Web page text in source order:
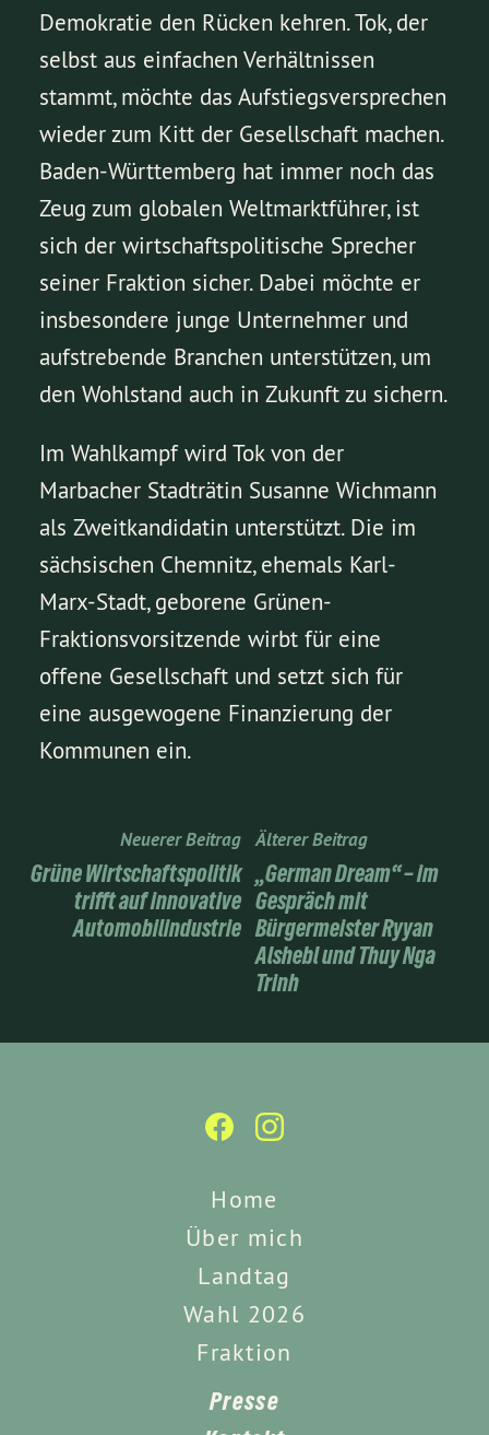
Demokratie den Rücken kehren. Tok, der
selbst aus einfachen Verhältnissen
stammt, möchte das Aufstiegsversprechen
wieder zum Kitt der Gesellschaft machen.
Baden-Württemberg hat immer noch das
Zeug zum globalen Weltmarktführer, ist
sich der wirtschaftspolitische Sprecher
seiner Fraktion sicher. Dabei möchte er
insbesondere junge Unternehmer und
aufstrebende Branchen unterstützen, um
den Wohlstand auch in Zukunft zu sichern.
Im Wahlkampf wird Tok von der
Marbacher Stadträtin Susanne Wichmann
als Zweitkandidatin unterstützt. Die im
sächsischen Chemnitz, ehemals Karl-
Marx-Stadt, geborene Grünen-
Fraktionsvorsitzende wirbt für eine
offene Gesellschaft und setzt sich für
eine ausgewogene Finanzierung der
Kommunen ein.
Neuerer Beitrag
Grüne Wirtschaftspolitik
trifft auf innovative
Automobilindustrie
Älterer Beitrag
„German Dream“ – im
Gespräch mit
Bürgermeister Ryyan
Alshebl und Thuy Nga
Trinh
Home
Über mich
Landtag
Wahl 2026
Fraktion
Presse